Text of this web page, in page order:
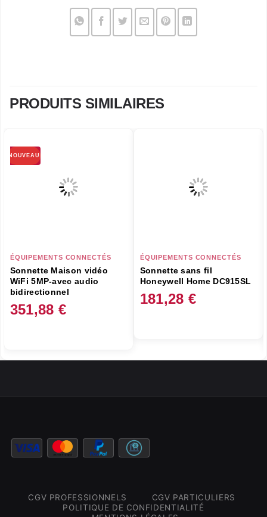
PRODUITS SIMILAIRES
NOUVEAU
ÉQUIPEMENTS CONNECTÉS
Sonnette Maison vidéo
WiFi 5MP-avec audio
bidirectionnel
351,88 €
ÉQUIPEMENTS CONNECTÉS
Sonnette sans fil
Honeywell Home DC915SL
181,28 €
CGV PROFESSIONNELS
CGV PARTICULIERS
POLITIQUE DE CONFIDENTIALITÉ